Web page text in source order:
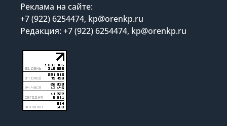
Реклама на сайте:
+7 (922) 6254474, kp@orenkp.ru
Редакция: +7 (922) 6254474, kp@orenkp.ru